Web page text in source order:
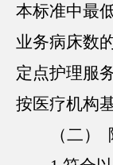
本标准中最
业务病床数
定点护理服
按医疗机构
（二）